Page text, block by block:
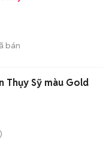
bán
Thụy Sỹ màu Gold